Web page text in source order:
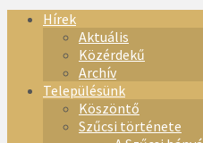
Hírek
Aktuális
Közérdekű
Archív
Településünk
Köszöntő
Szűcsi története